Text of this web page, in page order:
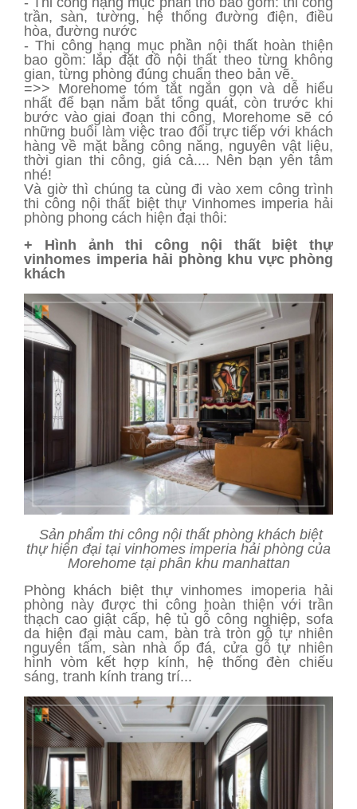
trần, sàn, tường, hệ thống đường điện, điều
hòa, đường nước
- Thi công hạng mục phần nội thất hoàn thiện
bao gồm: lắp đặt đồ nội thất theo từng không
gian, từng phòng đúng chuẩn theo bản vẽ.
=>> Morehome tóm tắt ngắn gọn và dễ hiểu
nhất để bạn nắm bắt tổng quát, còn trước khi
bước vào giai đoạn thi công, Morehome sẽ có
những buổi làm việc trao đổi trực tiếp với khách
hàng về mặt bằng công năng, nguyên vật liệu,
thời gian thi công, giá cả.... Nên bạn yên tâm
nhé!
Và giờ thì chúng ta cùng đi vào xem công trình
thi công nội thất biệt thự Vinhomes imperia hải
phòng phong cách hiện đại thôi:
+ Hình ảnh thi công nội thất biệt thự
vinhomes imperia hải phòng khu vực phòng
khách
Sản phẩm thi công nội thất phòng khách biệt
thự hiện đại tại vinhomes imperia hải phòng của
Morehome tại phân khu manhattan
Phòng khách biệt thự vinhomes imoperia hải
phòng này được thi công hoàn thiện với trần
thạch cao giật cấp, hệ tủ gỗ công nghiệp, sofa
da hiện đại màu cam, bàn trà tròn gỗ tự nhiên
nguyên tấm, sàn nhà ốp đá, cửa gỗ tự nhiên
hình vòm kết hợp kính, hệ thống đèn chiếu
sáng, tranh kính trang trí...